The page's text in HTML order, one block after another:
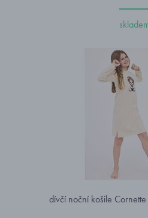
dívčí noční košile